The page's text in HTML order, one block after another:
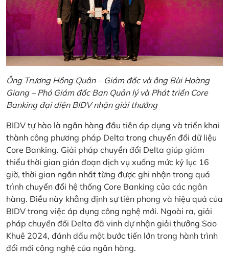
Ông Trương Hồng Quân – Giám đốc và ông Bùi Hoàng
Giang – Phó Giám đốc Ban Quản lý và Phát triển Core
Banking đại diện BIDV nhận giải thưởng
BIDV tự hào là ngân hàng đầu tiên áp dụng và triển khai
thành công phương pháp Delta trong chuyển đổi dữ liệu
Core Banking. Giải pháp chuyển đổi Delta giúp giảm
thiểu thời gian gián đoạn dịch vụ xuống mức kỷ lục 16
giờ, thời gian ngắn nhất từng được ghi nhận trong quá
trình chuyển đổi hệ thống Core Banking của các ngân
hàng. Điều này khẳng định sự tiên phong và hiệu quả của
BIDV trong việc áp dụng công nghệ mới. Ngoài ra, giải
pháp chuyển đổi Delta đã vinh dự nhận giải thưởng Sao
Khuê 2024, đánh dấu một bước tiến lớn trong hành trình
đổi mới công nghệ của ngân hàng.